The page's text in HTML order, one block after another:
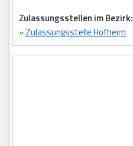
Zulassungsstellen im Bezirk:
»Zulassungsstelle Hofheim